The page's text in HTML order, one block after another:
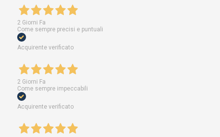
2 Giorni Fa
Come sempre precisi e puntuali
Acquirente verificato
2 Giorni Fa
Come sempre impeccabili
Acquirente verificato